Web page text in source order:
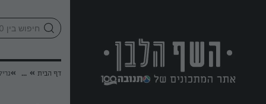
דף הבית »
...
»